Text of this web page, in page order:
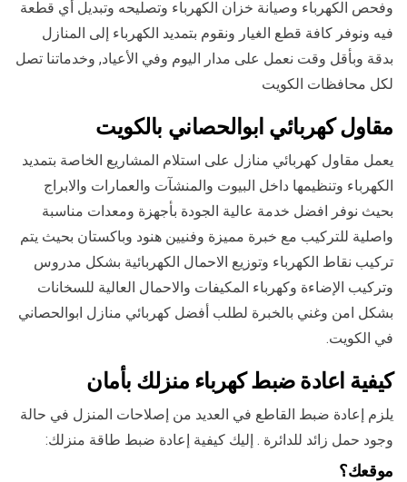
وفحص الكهرباء وصيانة خزان الكهرباء وتصليحه وتبديل أي قطعة
فيه ونوفر كافة قطع الغيار ونقوم بتمديد الكهرباء إلى المنازل
بدقة وبأقل وقت نعمل على مدار اليوم وفي الأعياد, وخدماتنا تصل
لكل محافظات الكويت
مقاول كهربائي ابوالحصاني بالكويت
يعمل مقاول كهربائي منازل على استلام المشاريع الخاصة بتمديد
الكهرباء وتنظيمها داخل البيوت والمنشآت والعمارات والابراج
بحيث نوفر افضل خدمة عالية الجودة بأجهزة ومعدات مناسبة
واصلية للتركيب مع خبرة مميزة وفنيين هنود وباكستان بحيث يتم
تركيب نقاط الكهرباء وتوزيع الاحمال الكهربائية بشكل مدروس
وتركيب الإضاءة وكهرباء المكيفات والاحمال العالية للسخانات
بشكل امن وغني بالخبرة لطلب أفضل كهربائي منازل ابوالحصاني
في الكويت.
كيفية اعادة ضبط كهرباء منزلك بأمان
يلزم إعادة ضبط القاطع في العديد من إصلاحات المنزل في حالة
وجود حمل زائد للدائرة . إليك كيفية إعادة ضبط طاقة منزلك:
موقعك؟